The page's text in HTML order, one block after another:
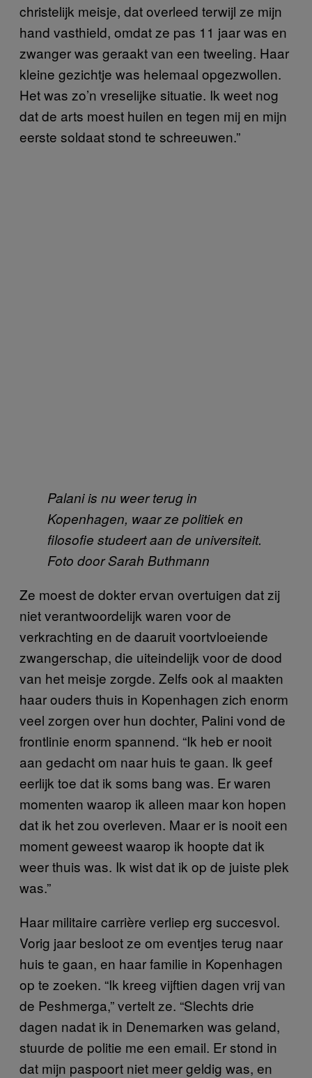
christelijk meisje, dat overleed terwijl ze mijn
hand vasthield, omdat ze pas 11 jaar was en
zwanger was geraakt van een tweeling. Haar
kleine gezichtje was helemaal opgezwollen.
Het was zo’n vreselijke situatie. Ik weet nog
dat de arts moest huilen en tegen mij en mijn
eerste soldaat stond te schreeuwen.”
Palani is nu weer terug in
Kopenhagen, waar ze politiek en
filosofie studeert aan de universiteit.
Foto door Sarah Buthmann
Ze moest de dokter ervan overtuigen dat zij
niet verantwoordelijk waren voor de
verkrachting en de daaruit voortvloeiende
zwangerschap, die uiteindelijk voor de dood
van het meisje zorgde. Zelfs ook al maakten
haar ouders thuis in Kopenhagen zich enorm
veel zorgen over hun dochter, Palini vond de
frontlinie enorm spannend. “Ik heb er nooit
aan gedacht om naar huis te gaan. Ik geef
eerlijk toe dat ik soms bang was. Er waren
momenten waarop ik alleen maar kon hopen
dat ik het zou overleven. Maar er is nooit een
moment geweest waarop ik hoopte dat ik
weer thuis was. Ik wist dat ik op de juiste plek
was.”
Haar militaire carrière verliep erg succesvol.
Vorig jaar besloot ze om eventjes terug naar
huis te gaan, en haar familie in Kopenhagen
op te zoeken. “Ik kreeg vijftien dagen vrij van
de Peshmerga,” vertelt ze. “Slechts drie
dagen nadat ik in Denemarken was geland,
stuurde de politie me een email. Er stond in
dat mijn paspoort niet meer geldig was, en